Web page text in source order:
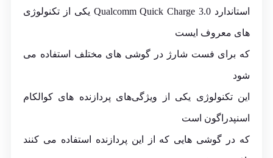
استاندارد Qualcomm Quick Charge 3.0 یکی از تکنولوژی
های معروف ایست
که برای فست شارژ در گوشی های مختلف استفاده می
شود
این تکنولوژی یکی از ویژگی‌های پردازنده های کوالکام
اسنپدراگون است
که در گوشی هایی که از این پردازنده استفاده می کنند